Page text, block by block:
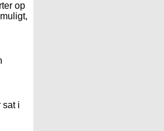
op
sat i